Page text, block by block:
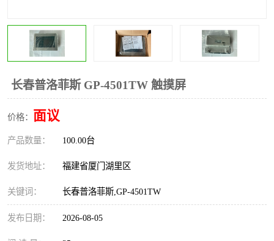
长春普洛菲斯 GP-4501TW 触摸屏
价格： 面议
产品数量： 100.00台
发货地址： 福建省厦门湖里区
关键词： 长春普洛菲斯,GP-4501TW
发布日期： 2026-08-05